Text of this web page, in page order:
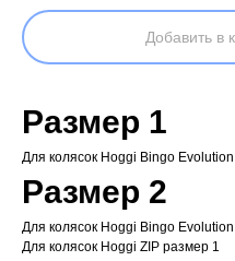
Добавить в
Размер 1
Для колясок Hoggi Bingo
Размер 2
Для колясок Hoggi Bingo
Для колясок Hoggi ZIP размер 1